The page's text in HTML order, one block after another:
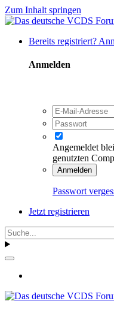
Zum Inhalt springen
Bereits registriert?
Anmelden
Angemeldet
genutzten
Anmelden
Passwort
Jetzt registrieren